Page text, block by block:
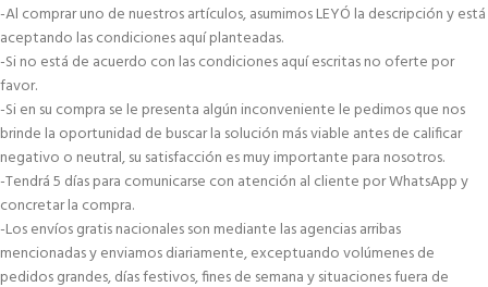
-Al comprar uno de nuestros artículos, asumimos LEYÓ la descripción y está
aceptando las condiciones aquí planteadas.
-Si no está de acuerdo con las condiciones aquí escritas no oferte por
favor.
-Si en su compra se le presenta algún inconveniente le pedimos que nos
brinde la oportunidad de buscar la solución más viable antes de calificar
negativo o neutral, su satisfacción es muy importante para nosotros.
-Tendrá 5 días para comunicarse con atención al cliente por WhatsApp y
concretar la compra.
-Los envíos gratis nacionales son mediante las agencias arribas
mencionadas y enviamos diariamente, exceptuando volúmenes de
pedidos grandes, días festivos, fines de semana y situaciones fuera de